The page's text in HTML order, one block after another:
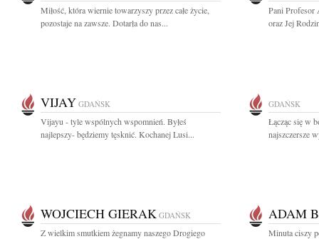
Miłość, która wiernie towarzyszy przez całe życie,
pozostaje na zawsze. Dotarła do nas...
Pani Profesor
oraz Jej
VIJAY GDAŃSK
Vijayu - tyle wspólnych wspomnień. Byłeś
najlepszy- będziemy tęsknić. Kochanej Lusi...
GDAŃSK
Łącząc się w
najszczersze
WOJCIECH GIERAK GDAŃSK
Z wielkim smutkiem żegnamy naszego Drogiego
ADAM
Minuta ciszy